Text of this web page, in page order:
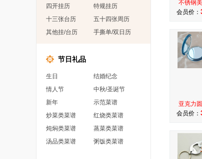
四开挂历
特规挂历
十三张台历
五十四张周历
其他挂/台历
手撕单/双日历
节日礼品
生日
结婚纪念
情人节
中秋/圣诞节
新年
示范菜谱
炒菜类菜谱
红烧类菜谱
炖焖类菜谱
蒸菜类菜谱
汤品类菜谱
粥饭类菜谱
不锈钢
会员价：
亚克力
会员价：